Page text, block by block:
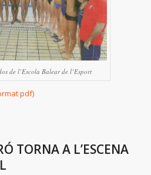
de l’Escola Balear de l’Esport
pdf)
TORNA A L’ESCENA